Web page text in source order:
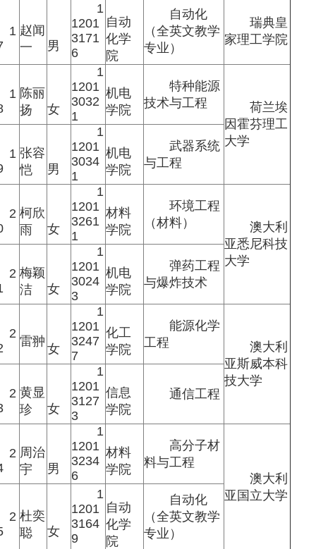
赵闻
一
男
1
1201
3171
6
自动
化学
院
自动化
（全英文教学
专业）
瑞典皇
家理工学院
陈丽
扬
女
1
1201
3032
1
机电
学院
特种能源
技术与工程
荷兰埃
因霍芬理工
大学
张容
恺
男
1
1201
3034
1
机电
学院
武器系统
与工程
柯欣
雨
女
1
1201
3261
1
材料
学院
环境工程
（材料）
澳大利
亚悉尼科技
大学
梅颖
洁
女
1
1201
3024
3
机电
学院
弹药工程
与爆炸技术
雷翀
女
1
1201
3247
7
化工
学院
能源化学
工程
澳大利
亚斯威本科
技大学
黄显
珍
女
1
1201
3127
3
信息
学院
通信工程
周治
宇
男
1
1201
3234
6
材料
学院
高分子材
料与工程
澳大利
亚国立大学
杜奕
聪
女
1
1201
3164
9
自动
化学
院
自动化
（全英文教学
专业）